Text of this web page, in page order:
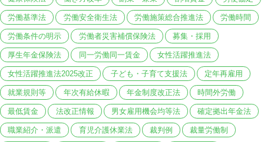
労働基準法 労働安全衛生法 労働施策総合推進法 労働時間
労働条件の明示 労働者災害補償保険法 募集・採用
厚生年金保険法 同一労働同一賃金 女性活躍推進法
女性活躍推進法2025改正 子ども・子育て支援法 定年再雇用
就業規則等 年次有給休暇 年金制度改正法 時間外労働
最低賃金 法改正情報 男女雇用機会均等法 確定拠出年金法
職業紹介・派遣 育児介護休業法 裁判例 裁量労働制